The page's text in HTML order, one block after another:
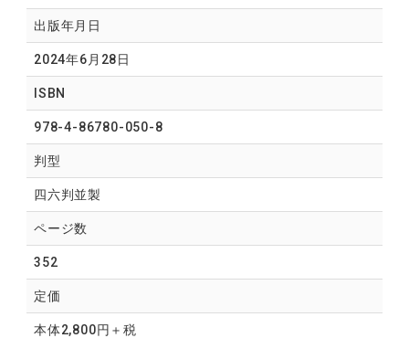
出版年月日
2024年6月28日
ISBN
978-4-86780-050-8
判型
四六判並製
ページ数
352
定価
本体2,800円＋税